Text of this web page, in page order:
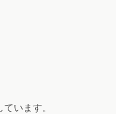
います。